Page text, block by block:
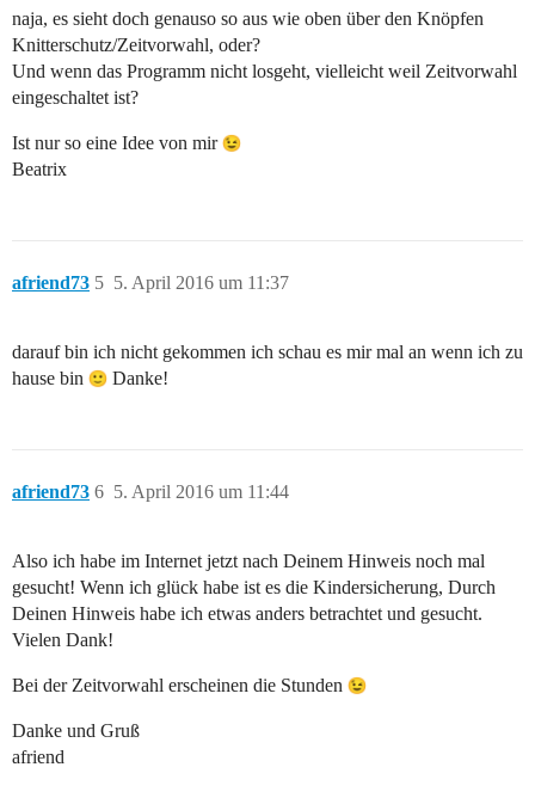
naja, es sieht doch genauso so aus wie oben über den Knöpfen
Knitterschutz/Zeitvorwahl, oder?
Und wenn das Programm nicht losgeht, vielleicht weil Zeitvorwahl
eingeschaltet ist?
Ist nur so eine Idee von mir
Beatrix
afriend73 5. April 2016 um 11:37
5
darauf bin ich nicht gekommen ich schau es mir mal an wenn ich zu
hause bin
Danke!
afriend73 5. April 2016 um 11:44
6
Also ich habe im Internet jetzt nach Deinem Hinweis noch mal
gesucht! Wenn ich glück habe ist es die Kindersicherung, Durch
Deinen Hinweis habe ich etwas anders betrachtet und gesucht.
Vielen Dank!
Bei der Zeitvorwahl erscheinen die Stunden
Danke und Gruß
afriend